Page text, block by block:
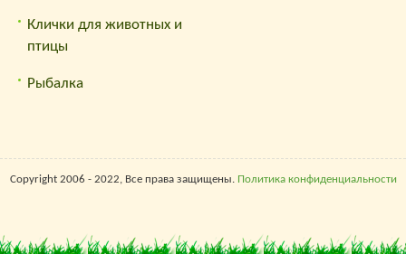
Клички для животных и
птицы
Рыбалка
Copyright 2006 - 2022, Все права защищены. Политика конфиденциальности